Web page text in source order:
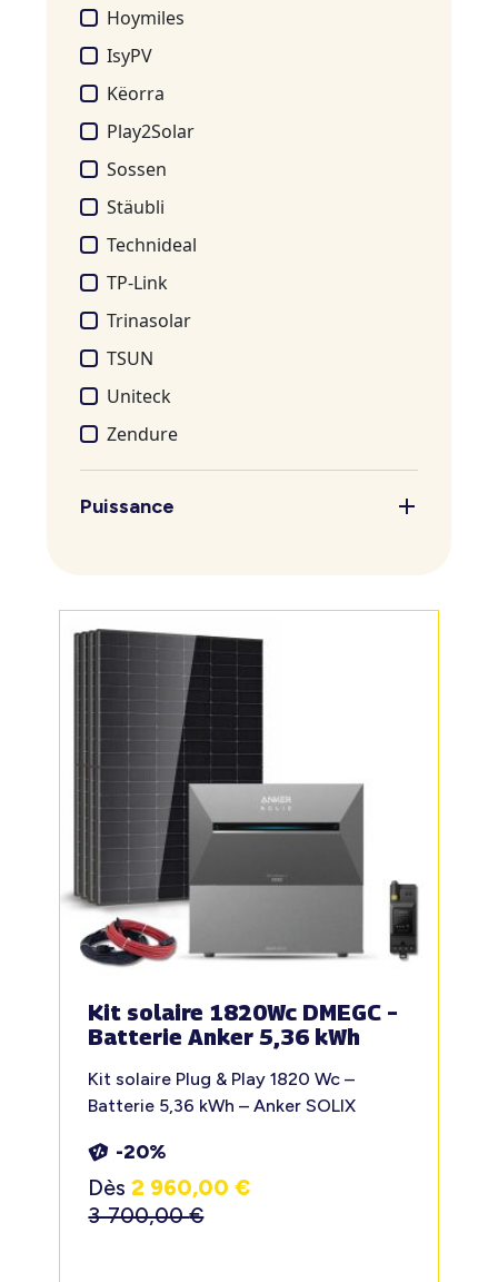
Hoymiles
IsyPV
Këorra
Play2Solar
Sossen
Stäubli
Technideal
TP-Link
Trinasolar
TSUN
Uniteck
Zendure
Puissance
Kit solaire 1820Wc DMEGC –
Batterie Anker 5,36 kWh
Kit solaire Plug & Play 1820 Wc –
Batterie 5,36 kWh – Anker SOLIX
-20%
Dès 2 960,00€
3 700,00€